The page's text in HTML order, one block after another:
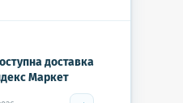
доставка
Маркет